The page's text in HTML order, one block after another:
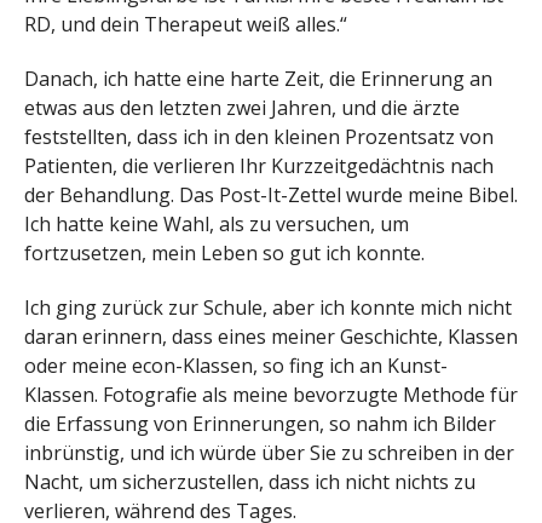
RD, und dein Therapeut weiß alles.“
Danach, ich hatte eine harte Zeit, die Erinnerung an
etwas aus den letzten zwei Jahren, und die ärzte
feststellten, dass ich in den kleinen Prozentsatz von
Patienten, die verlieren Ihr Kurzzeitgedächtnis nach
der Behandlung. Das Post-It-Zettel wurde meine Bibel.
Ich hatte keine Wahl, als zu versuchen, um
fortzusetzen, mein Leben so gut ich konnte.
Ich ging zurück zur Schule, aber ich konnte mich nicht
daran erinnern, dass eines meiner Geschichte, Klassen
oder meine econ-Klassen, so fing ich an Kunst-
Klassen. Fotografie als meine bevorzugte Methode für
die Erfassung von Erinnerungen, so nahm ich Bilder
inbrünstig, und ich würde über Sie zu schreiben in der
Nacht, um sicherzustellen, dass ich nicht nichts zu
verlieren, während des Tages.